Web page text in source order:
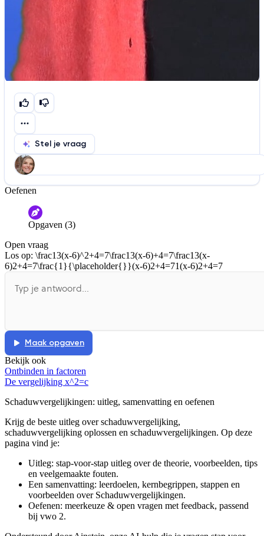
Stel je vraag
Help ons de video te verbeteren
De audio is slecht
Informatie is onjuist
De docent is te langdradig
De uitleg gaat te langzaam
De uitleg gaat te snel
Afspelen werkte niet
Oefenen
Opgaven (3)
Open vraag
Los op: \frac13(x-6)^2+4=7\frac13(x-6)+4=7\frac13(x-
6)2+4=7\frac{1}{\placeholder{}}(x-6)2+4=71(x-6)2+4=7
Maak opgaven
Bekijk ook
Ontbinden in factoren
De vergelijking x^2=c
Schaduwvergelijkingen: uitleg, samenvatting en oefenen
Krijg de beste uitleg over schaduwvergelijking,
schaduwvergelijking oplossen en schaduwvergelijkingen. Op deze
pagina vind je:
Uitleg: stap-voor-stap uitleg over de theorie, voorbeelden, tips
en veelgemaakte fouten.
Een samenvatting: leerdoelen, kernbegrippen, stappen en
voorbeelden over Schaduwvergelijkingen.
Oefenen: meerkeuze & open vragen met feedback, passend
bij vwo 2.